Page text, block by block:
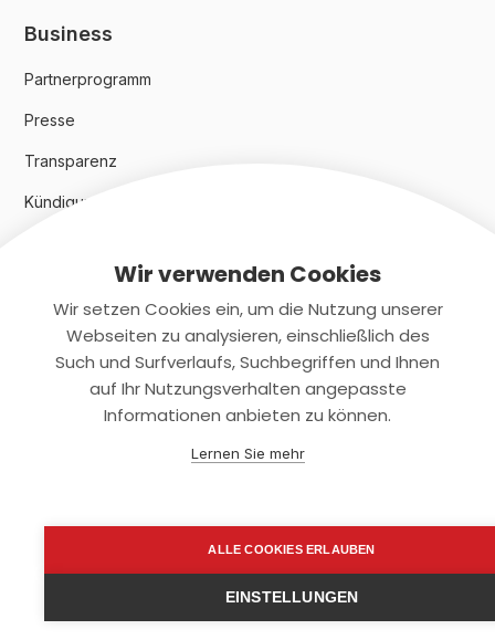
Business
Partnerprogramm
Presse
Transparenz
Kündigungsindex 2024
Rechtliches
Datenschutz
support@smartkuendigen.de
Wir verwenden Cookies
Wir setzen Cookies ein, um die Nutzung unserer
Webseiten zu analysieren, einschließlich des
Such und Surfverlaufs, Suchbegriffen und Ihnen
auf Ihr Nutzungsverhalten angepasste
Informationen anbieten zu können.
Lernen Sie mehr
ALLE COOKIES ERLAUBEN
EINSTELLUNGEN